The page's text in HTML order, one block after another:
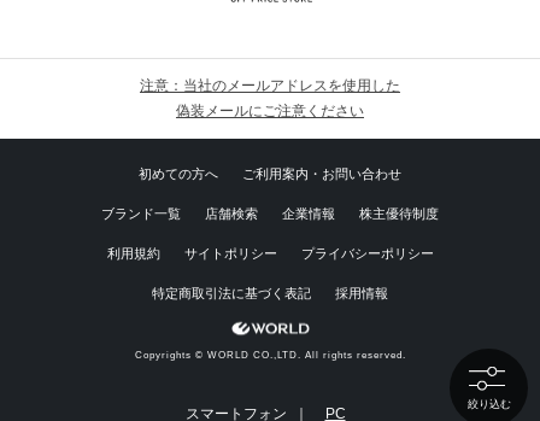
絞り込む
注意：当社のメールアドレスを使用した
偽装メールにご注意ください
初めての方へ ご利用案内・お問い合わせ
ブランド一覧 店舗検索 企業情報 株主優待制度
利用規約 サイトポリシー プライバシーポリシー
特定商取引法に基づく表記 採用情報
Copyrights © WORLD CO.,LTD. All rights reserved.
スマートフォン ｜ PC